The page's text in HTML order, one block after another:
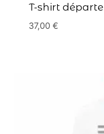
T-shirt
37,00 €